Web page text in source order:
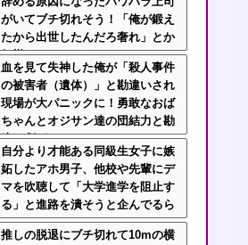
てるｗｗｗ
がいてブチ切れそう！「俺が鍛え
たから出世したんだろ奢れ」とか
何様のつもりだ？
血を見て失神した俺が「殺人事件
の被害者（遺体）」と勘違いされ
現場が大パニックに！勇敢なおば
ちゃんとオジサン達の団結力と勘
違い劇がこちらｗｗ
自分より才能ある同級生女子に嫉
妬したアホ男子、他校や先輩にデ
マを吹聴して「大学進学を阻止す
る」と進路を潰そうと企んでるら
しい
推しの脱退にブチ切れて10mの横